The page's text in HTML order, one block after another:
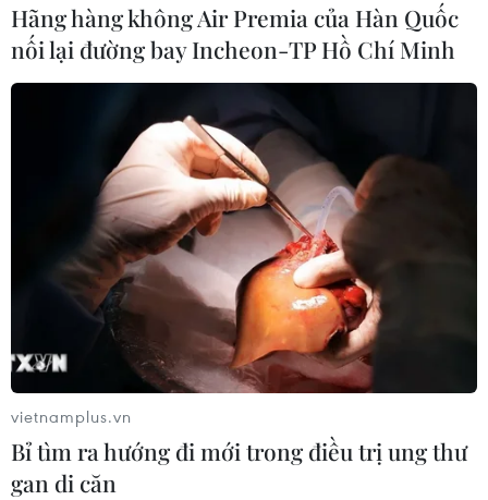
Hãng hàng không Air Premia của Hàn Quốc
nối lại đường bay Incheon-TP Hồ Chí Minh
vietnamplus.vn
Bỉ tìm ra hướng đi mới trong điều trị ung thư
gan di căn